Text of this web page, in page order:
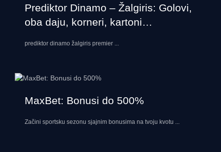
Prediktor Dinamo – Žalgiris: Golovi,
oba daju, korneri, kartoni…
prediktor dinamo žalgiris premier ...
MaxBet: Bonusi do 500%
Začini sportsku sezonu sjajnim bonusima na tvoju kvotu ...